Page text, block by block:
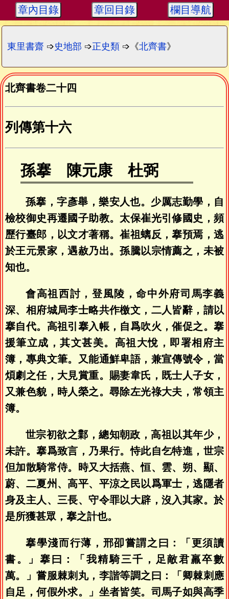
章內目錄 章回目錄 欄目導航
東里書齋 ➩史地部 ➩正史類 ➩《北齊書》
北齊書卷二十四
列傳第十六
孫搴 陳元康 杜弼
孫搴，字彥舉，樂安人也。少厲志勤學，自
檢校御史再遷國子助教。太保崔光引修國史，頻
歷行臺郎，以文才著稱。崔祖螭反，搴預焉，逃
於王元景家，遇赦乃出。孫騰以宗情薦之，未被
知也。
會高祖西討，登風陵，命中外府司馬李義
深、相府城局李士略共作檄文，二人皆辭，請以
搴自代。高祖引搴入帳，自爲吹火，催促之。搴
援筆立成，其文甚美。高祖大悅，即署相府主
簿，專典文筆。又能通鮮卑語，兼宣傳號令，當
煩劇之任，大見賞重。賜妻韋氏，既士人子女，
又兼色貌，時人榮之。尋除左光祿大夫，常領主
簿。
世宗初欲之鄴，總知朝政，高祖以其年少，
未許。搴爲致言，乃果行。恃此自乞特進，世宗
但加散騎常侍。時又大括燕、恒、雲、朔、顯、
蔚、二夏州、高平、平涼之民以爲軍士，逃隱者
身及主人、三長、守令罪以大辟，沒入其家。於
是所獲甚眾，搴之計也。
搴學淺而行薄，邢卲嘗謂之曰：「更須讀
書。」搴曰：「我精騎三千，足敵君羸卒數
萬。」嘗服棘刺丸，李諧等調之曰：「卿棘刺應
自足，何假外求。」坐者皆笑。司馬子如與高季